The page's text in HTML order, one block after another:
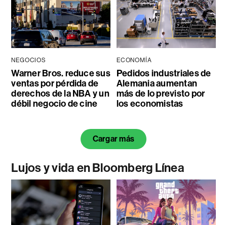
NEGOCIOS
Warner Bros. reduce sus
ventas por pérdida de
derechos de la NBA y un
débil negocio de cine
ECONOMÍA
Pedidos industriales de
Alemania aumentan
más de lo previsto por
los economistas
Cargar más
Lujos y vida en Bloomberg Línea